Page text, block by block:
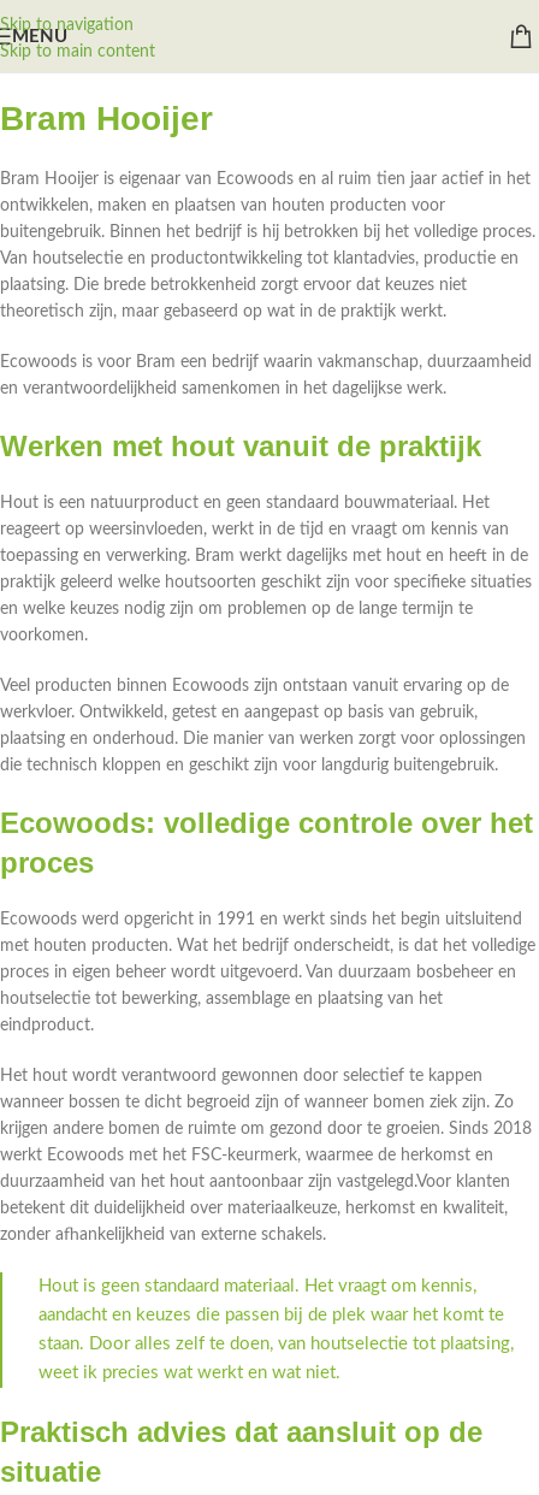
Skip to navigation
Skip to main content
MENU
Bram Hooijer
Bram Hooijer is eigenaar van Ecowoods en al ruim tien jaar actief in het
ontwikkelen, maken en plaatsen van houten producten voor
buitengebruik. Binnen het bedrijf is hij betrokken bij het volledige proces.
Van houtselectie en productontwikkeling tot klantadvies, productie en
plaatsing. Die brede betrokkenheid zorgt ervoor dat keuzes niet
theoretisch zijn, maar gebaseerd op wat in de praktijk werkt.
Ecowoods is voor Bram een bedrijf waarin vakmanschap, duurzaamheid
en verantwoordelijkheid samenkomen in het dagelijkse werk.
Werken met hout vanuit de praktijk
Hout is een natuurproduct en geen standaard bouwmateriaal. Het
reageert op weersinvloeden, werkt in de tijd en vraagt om kennis van
toepassing en verwerking. Bram werkt dagelijks met hout en heeft in de
praktijk geleerd welke houtsoorten geschikt zijn voor specifieke situaties
en welke keuzes nodig zijn om problemen op de lange termijn te
voorkomen.
Veel producten binnen Ecowoods zijn ontstaan vanuit ervaring op de
werkvloer. Ontwikkeld, getest en aangepast op basis van gebruik,
plaatsing en onderhoud. Die manier van werken zorgt voor oplossingen
die technisch kloppen en geschikt zijn voor langdurig buitengebruik.
Ecowoods: volledige controle over het
proces
Ecowoods werd opgericht in 1991 en werkt sinds het begin uitsluitend
met houten producten. Wat het bedrijf onderscheidt, is dat het volledige
proces in eigen beheer wordt uitgevoerd. Van duurzaam bosbeheer en
houtselectie tot bewerking, assemblage en plaatsing van het
eindproduct.
Het hout wordt verantwoord gewonnen door selectief te kappen
wanneer bossen te dicht begroeid zijn of wanneer bomen ziek zijn. Zo
krijgen andere bomen de ruimte om gezond door te groeien. Sinds 2018
werkt Ecowoods met het FSC-keurmerk, waarmee de herkomst en
duurzaamheid van het hout aantoonbaar zijn vastgelegd.Voor klanten
betekent dit duidelijkheid over materiaalkeuze, herkomst en kwaliteit,
zonder afhankelijkheid van externe schakels.
Hout is geen standaard materiaal. Het vraagt om kennis,
aandacht en keuzes die passen bij de plek waar het komt te
staan. Door alles zelf te doen, van houtselectie tot plaatsing,
weet ik precies wat werkt en wat niet.
Praktisch advies dat aansluit op de
situatie